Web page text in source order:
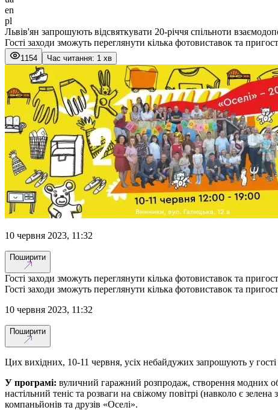
en
pl
Львів'ян запрошують відсвяткувати 20-річчя спільноти
Гості заходи зможуть переглянути кілька фотовиставок та
1154 Час читання: 1 хв
10 червня 2023, 11:32
Поширити
Гості заходи зможуть переглянути кілька фотовиставок та
Гості заходи зможуть переглянути кілька фотовиставок та
10 червня 2023, 11:32
Поширити
Цих вихідних, 10-11 червня, усіх небайдужих запрошують у
У програмі: вуличний гаражний розпродаж, створення модних
настільний теніс та розваги на свіжому повітрі (навколо є
компаньйонів та друзів «Оселі».